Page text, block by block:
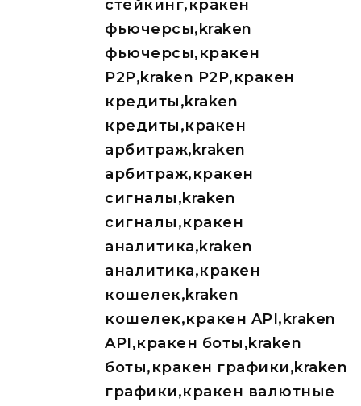
стейкинг,кракен
фьючерсы,kraken
фьючерсы,кракен
P2P,kraken P2P,кракен
кредиты,kraken
кредиты,кракен
арбитраж,kraken
арбитраж,кракен
сигналы,kraken
сигналы,кракен
аналитика,kraken
аналитика,кракен
кошелек,kraken
кошелек,кракен API,kraken
API,кракен боты,kraken
боты,кракен графики,kraken
графики,кракен валютные